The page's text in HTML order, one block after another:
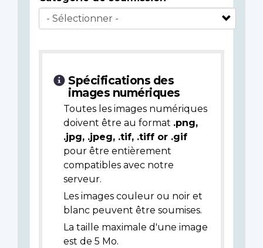
Spécifications des
images numériques
Toutes les images numériques
doivent être au format .png,
.jpg, .jpeg, .tif, .tiff or .gif
pour être entièrement
compatibles avec notre
serveur.
Les images couleur ou noir et
blanc peuvent être soumises.
La taille maximale d'une image
est de 5 Mo.